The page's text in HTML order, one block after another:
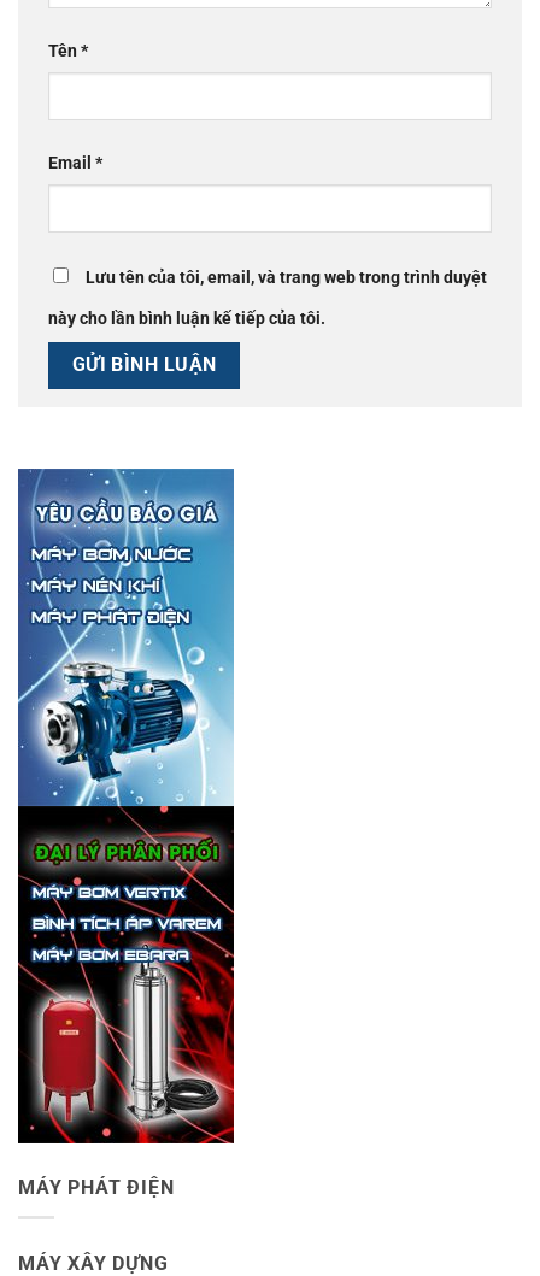
Tên*
Email *
Lưu tên của tôi, email, và trang web trong trình duyệt
này cho lần bình luận kế tiếp của tôi.
MÁY PHÁT ĐIỆN
MÁY XÂY DỰNG